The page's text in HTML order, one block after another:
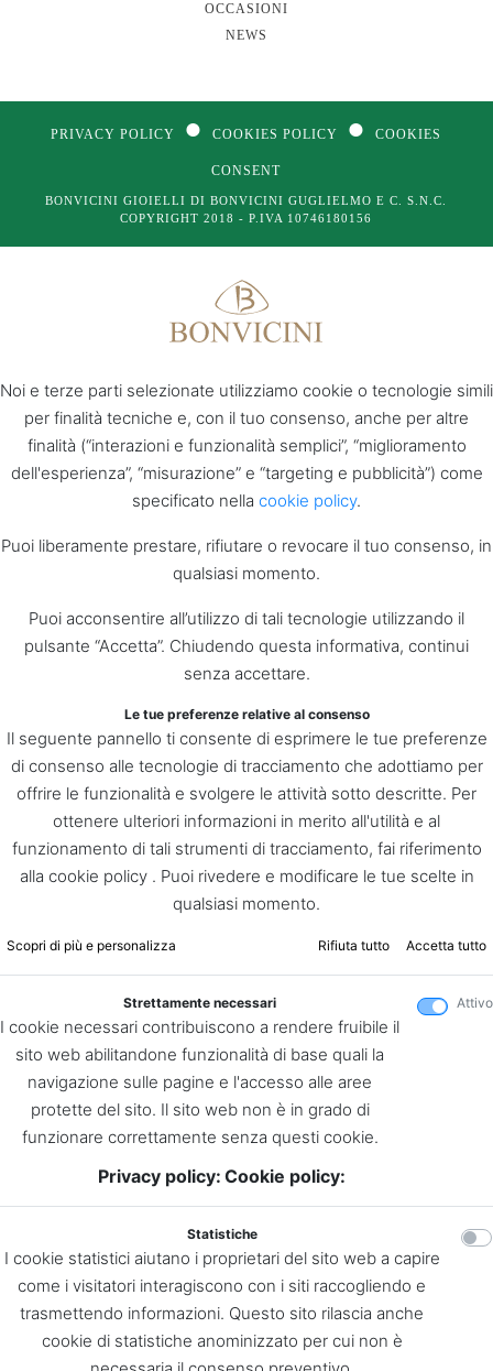
OCCASIONI
NEWS
PRIVACY POLICY ●COOKIES POLICY ●COOKIES
CONSENT
BONVICINI GIOIELLI DI BONVICINI GUGLIELMO E C. S.N.C.
COPYRIGHT 2018 - P.IVA 10746180156
Noi e terze parti selezionate utilizziamo cookie o tecnologie simili
per finalità tecniche e, con il tuo consenso, anche per altre
finalità (“interazioni e funzionalità semplici”, “miglioramento
dell'esperienza”, “misurazione” e “targeting e pubblicità”) come
specificato nella cookie policy.
Puoi liberamente prestare, rifiutare o revocare il tuo consenso, in
qualsiasi momento.
Puoi acconsentire all’utilizzo di tali tecnologie utilizzando il
pulsante “Accetta”. Chiudendo questa informativa, continui
senza accettare.
Le tue preferenze relative al consenso
Il seguente pannello ti consente di esprimere le tue preferenze
di consenso alle tecnologie di tracciamento che adottiamo per
offrire le funzionalità e svolgere le attività sotto descritte. Per
ottenere ulteriori informazioni in merito all'utilità e al
funzionamento di tali strumenti di tracciamento, fai riferimento
alla cookie policy . Puoi rivedere e modificare le tue scelte in
qualsiasi momento.
Scopri di più e personalizza Rifiuta tutto Accetta tutto
Strettamente necessari
I cookie necessari contribuiscono a rendere fruibile il
sito web abilitandone funzionalità di base quali la
navigazione sulle pagine e l'accesso alle aree
protette del sito. Il sito web non è in grado di
funzionare correttamente senza questi cookie.
Privacy policy: Cookie policy:
Attivo
Statistiche
I cookie statistici aiutano i proprietari del sito web a capire
come i visitatori interagiscono con i siti raccogliendo e
trasmettendo informazioni. Questo sito rilascia anche
cookie di statistiche anominizzato per cui non è